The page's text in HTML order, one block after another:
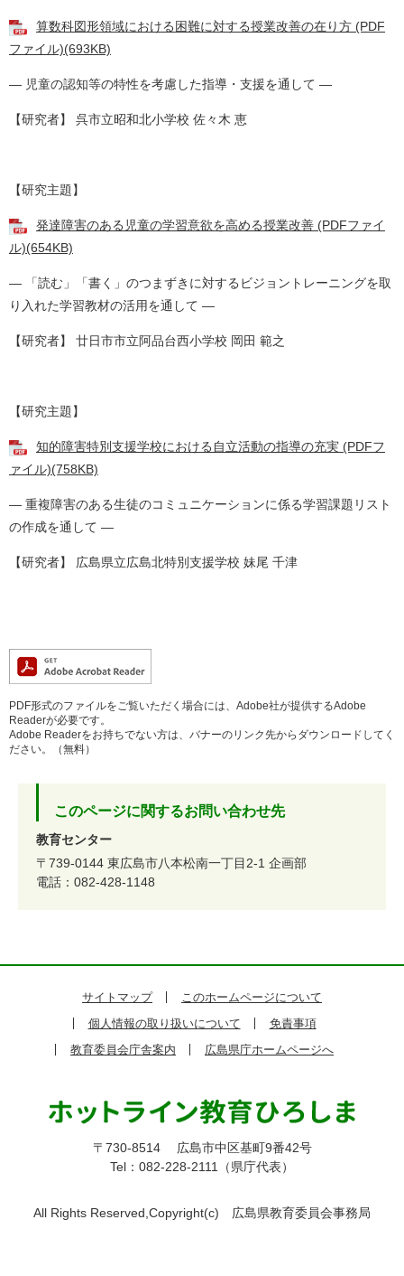
算数科図形領域における困難に対する授業改善の在り方 (PDF
ファイル)(693KB)
― 児童の認知等の特性を考慮した指導・支援を通して ―
【研究者】 呉市立昭和北小学校 佐々木 恵
【研究主題】
発達障害のある児童の学習意欲を高める授業改善 (PDFファイ
ル)(654KB)
― 「読む」「書く」のつまずきに対するビジョントレーニングを取
り入れた学習教材の活用を通して ―
【研究者】 廿日市市立阿品台西小学校 岡田 範之
【研究主題】
知的障害特別支援学校における自立活動の指導の充実 (PDFフ
ァイル)(758KB)
― 重複障害のある生徒のコミュニケーションに係る学習課題リスト
の作成を通して ―
【研究者】 広島県立広島北特別支援学校 妹尾 千津
PDF形式のファイルをご覧いただく場合には、Adobe社が提供するAdobe
Readerが必要です。
Adobe Readerをお持ちでない方は、バナーのリンク先からダウンロードしてく
ださい。（無料）
このページに関するお問い合わせ先
教育センター
〒739-0144 東広島市八本松南一丁目2-1 企画部
電話：082-428-1148
サイトマップ
このホームページについて
個人情報の取り扱いについて
免責事項
教育委員会庁舎案内
広島県庁ホームページへ
〒730-8514
広島市中区基町9番42号
Tel：082-228-2111（県庁代表）
All Rights Reserved,Copyright(c) 広島県教育委員会事務局